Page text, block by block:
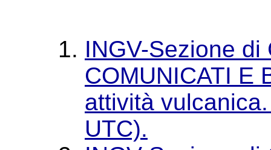
INGV-Sezione
COMUNICATI E
attività
UTC).